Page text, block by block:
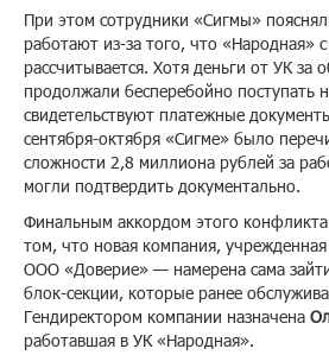
При этом сотрудники «Сигмы»
работают из-за того, что «Народная»
рассчитывается. Хотя деньги от УК за
продолжали бесперебойно поступать
свидетельствуют платежные
сентября-октября «Сигме» было
сложности 2,8 миллиона рублей за
могли подтвердить документально.
Финальным аккордом этого
том, что новая компания,
ООО «Доверие» — намерена сама
блок-секции, которые ранее
Гендиректором компании назначена
работавшая в УК «Народная».